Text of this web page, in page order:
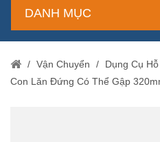
DANH MỤC
/ Vận Chuyển / Dụng Cụ
Con Lăn Đứng Có Thể Gập